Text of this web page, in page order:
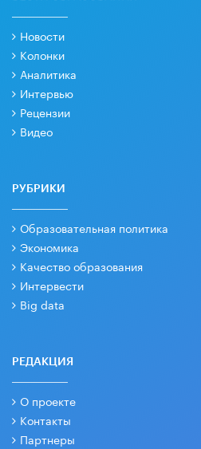
Новости
Колонки
Аналитика
Интервью
Рецензии
Видео
РУБРИКИ
Образовательная политика
Экономика
Качество образования
Интервести
Big data
РЕДАКЦИЯ
О проекте
Контакты
Партнеры